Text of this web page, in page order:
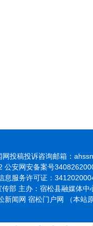
网投稿投诉咨询邮箱：
公安网安备案号
息服务许可证：
部 主办：宿松县融媒体
闻网 宿松门户网 （本站